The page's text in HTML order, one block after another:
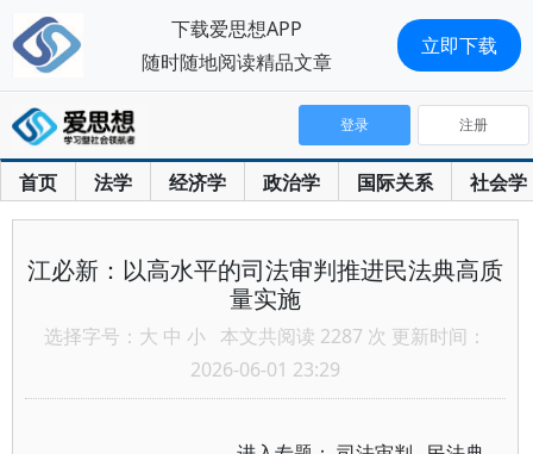
首页 法学 经济学 政治学 国际关系 社会学
登录 注册
江必新：以高水平的司法审判推进民法典高质
量实施
选择字号： 大 中 小 本文共阅读 2287 次 更新时间：
2026-06-01 23:29
下载爱思想APP
随时随地阅读精品文章
立即下载